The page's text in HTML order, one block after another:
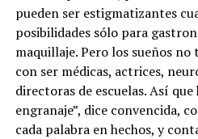
pueden ser estigmatizantes
posibilidades sólo para
maquillaje.Pero los sueños no
con ser médicas, actrices,
directoras de escuelas. Así
engranaje”, dice convencida,
cada palabra en hechos, y